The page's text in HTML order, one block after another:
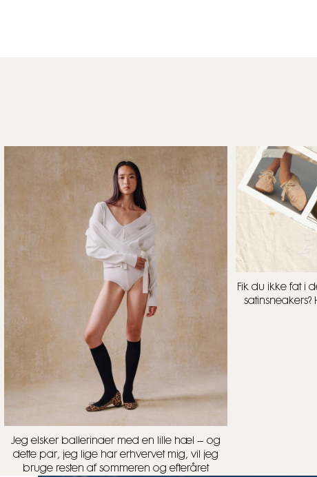
Jeg elsker ballerinaer med en lille hæl – og
dette par, jeg lige har erhvervet mig, vil jeg
bruge resten af sommeren og efteråret
Fik du ikke fat i